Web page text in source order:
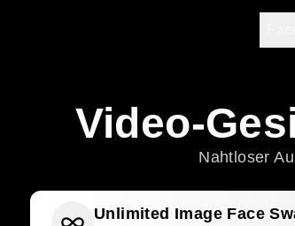
Video-
Nahtloser
Unlimited Image Face